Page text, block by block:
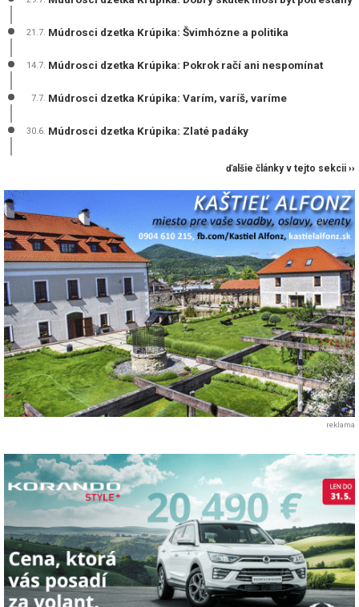
21.7. Múdrosci dzetka Krúpika: Švimhózne a politika
14.7. Múdrosci dzetka Krúpika: Pokrok račí ani nespomínat
7.7. Múdrosci dzetka Krúpika: Varím, varíš, varíme
30.6. Múdrosci dzetka Krúpika: Zlaté padáky
ďalšie články v tejto sekcii ››
reklama